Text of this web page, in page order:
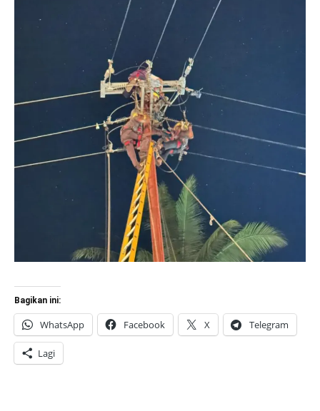
Bagikan ini:
WhatsApp Facebook X Telegram
Lagi